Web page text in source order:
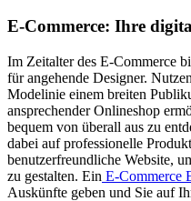
E-Commerce: Ihre
Im Zeitalter des E-Commerce
für angehende Designer.
Modelinie einem breiten
ansprechender Onlineshop
bequem von überall aus zu
dabei auf professionelle
benutzerfreundliche Website,
zu gestalten. Ein E-Commerce
Auskünfte geben und Sie auf